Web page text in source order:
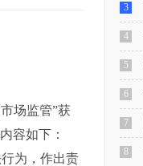
场监管”获
容如下：
为，作出责
3
4
5
6
7
8